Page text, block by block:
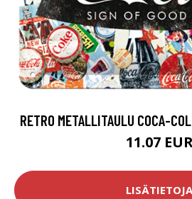
RETRO METALLITAULU COCA-
11.07
LISÄTIETOJA